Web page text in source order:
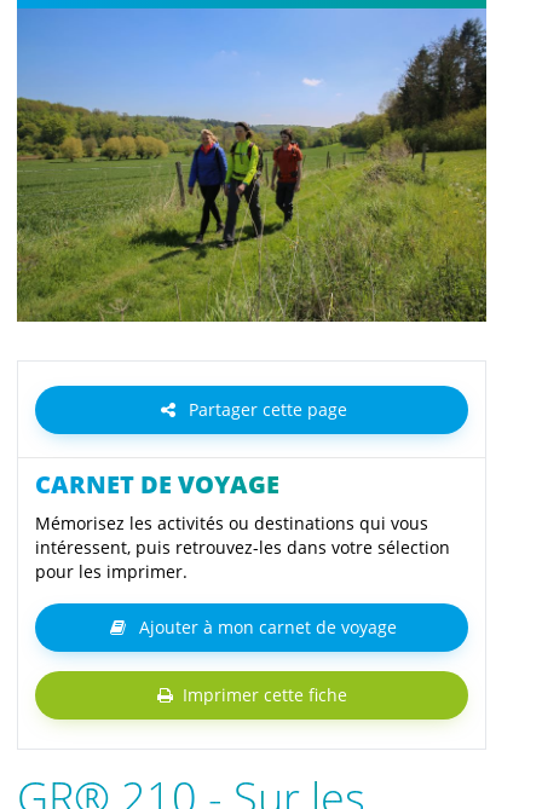
GR® 210 - Sur les
Partager cette page
CARNET DE VOYAGE
Mémorisez les activités ou destinations qui vous
intéressent, puis retrouvez-les dans votre sélection
pour les imprimer.
Ajouter à mon carnet de voyage
Imprimer cette fiche